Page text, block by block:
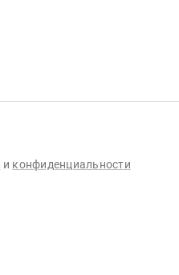
и конфиденциальности